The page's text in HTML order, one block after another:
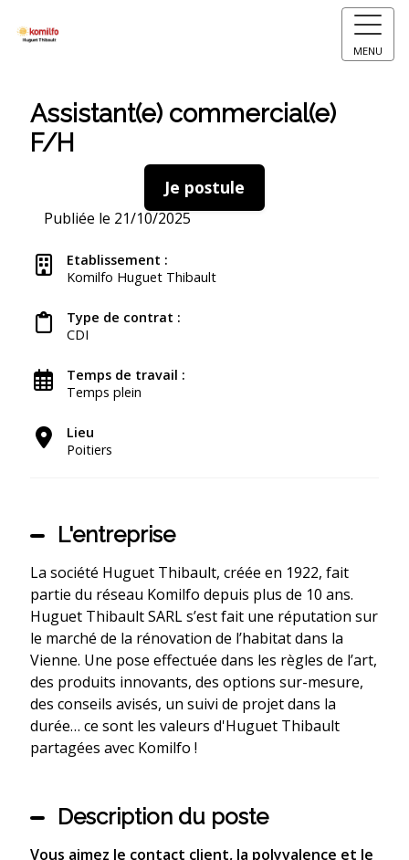
MENU
Assistant(e) commercial(e)
F/H
Je postule
Publiée le 21/10/2025
Etablissement :
Komilfo Huguet Thibault
Type de contrat :
CDI
Temps de travail :
Temps plein
Lieu
Poitiers
L'entreprise
La société Huguet Thibault, créée en 1922, fait
partie du réseau Komilfo depuis plus de 10 ans.
Huguet Thibault SARL s’est fait une réputation sur
le marché de la rénovation de l’habitat dans la
Vienne. Une pose effectuée dans les règles de l’art,
des produits innovants, des options sur-mesure,
des conseils avisés, un suivi de projet dans la
durée… ce sont les valeurs d'Huguet Thibault
partagées avec Komilfo !
Description du poste
Vous aimez le contact client, la polyvalence et le